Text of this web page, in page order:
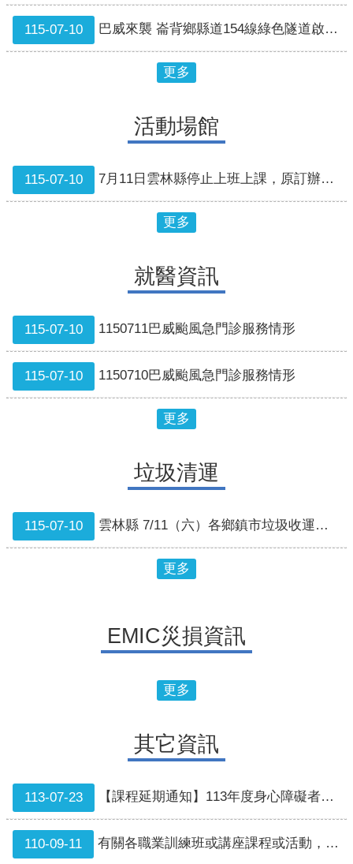
115-07-10 巴威來襲 崙背鄉縣道154線綠色隧道啟動預警性封閉
更多
活動場館
115-07-10 7月11日雲林縣停止上班上課，原訂辦理之雲林縣兒童及少年未來教育與發展帳戶暨幸福存款脫貧方案教育訓練課程延期至8月23日辦理
更多
就醫資訊
115-07-10 1150711巴威颱風急門診服務情形
115-07-10 1150710巴威颱風急門診服務情形
更多
垃圾清運
115-07-10 雲林縣 7/11（六）各鄉鎮市垃圾收運狀況
更多
EMIC災損資訊
更多
其它資訊
113-07-23 【課程延期通知】113年度身心障礙者職業重建服務專業人員專業課程-專業督導之倫理及法律議題
110-09-11 有關各職業訓練班或講座課程或活動，依本府宣布停班停課公告停止辦理